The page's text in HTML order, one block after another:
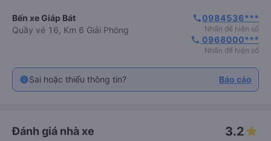
Bến xe Giáp Bát
Quầy vé 16, Km 6 Giải Phóng
phone0984536***
Nhấn để hiện số
phone 0968000***
Nhấn để hiện số
Sai hoặc thiếu thông tin? Báo cáo
Đánh giá nhà xe 3.2